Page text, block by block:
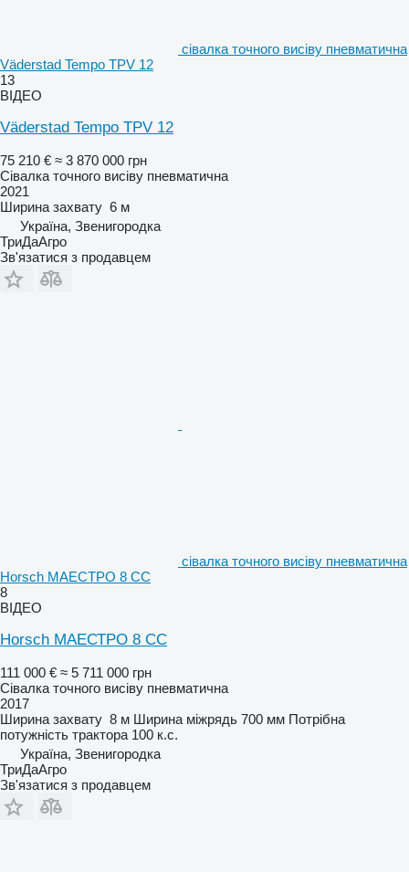
сівалка точного висіву пневматична
Väderstad Tempo TPV 12
13
ВІДЕО
Väderstad Tempo TPV 12
75 210 € ≈ 3 870 000 грн
Сівалка точного висіву пневматична
2021
Ширина захвату 6 м
Україна, Звенигородка
ТриДаАгро
Зв'язатися з продавцем
сівалка точного висіву пневматична
Horsch МАЕСТРО 8 CC
8
ВІДЕО
Horsch МАЕСТРО 8 CC
111 000 € ≈ 5 711 000 грн
Сівалка точного висіву пневматична
2017
Ширина захвату 8 м Ширина міжрядь 700 мм Потрібна
потужність трактора 100 к.с.
Україна, Звенигородка
ТриДаАгро
Зв'язатися з продавцем